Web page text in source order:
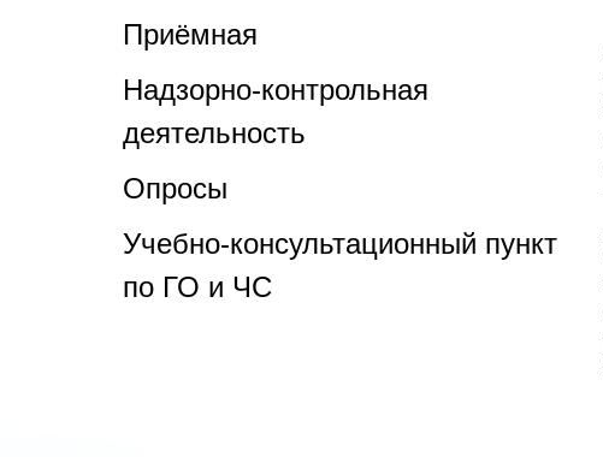
Приёмная
Надзорно-контрольная
деятельность
Опросы
Учебно-консультационный пункт
по ГО и ЧС